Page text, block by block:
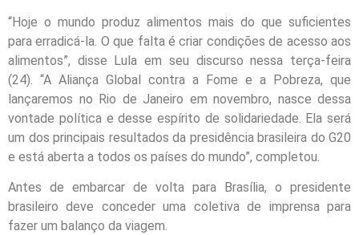
“Hoje o mundo produz alimentos mais do que suficientes
para erradicá-la. O que falta é criar condições de acesso aos
alimentos”, disse Lula em seu discurso nessa terça-feira
(24). “A Aliança Global contra a Fome e a Pobreza, que
lançaremos no Rio de Janeiro em novembro, nasce dessa
vontade política e desse espírito de solidariedade. Ela será
um dos principais resultados da presidência brasileira do G20
e está aberta a todos os países do mundo”, completou.
Antes de embarcar de volta para Brasília, o presidente
brasileiro deve conceder uma coletiva de imprensa para
fazer um balanço da viagem.